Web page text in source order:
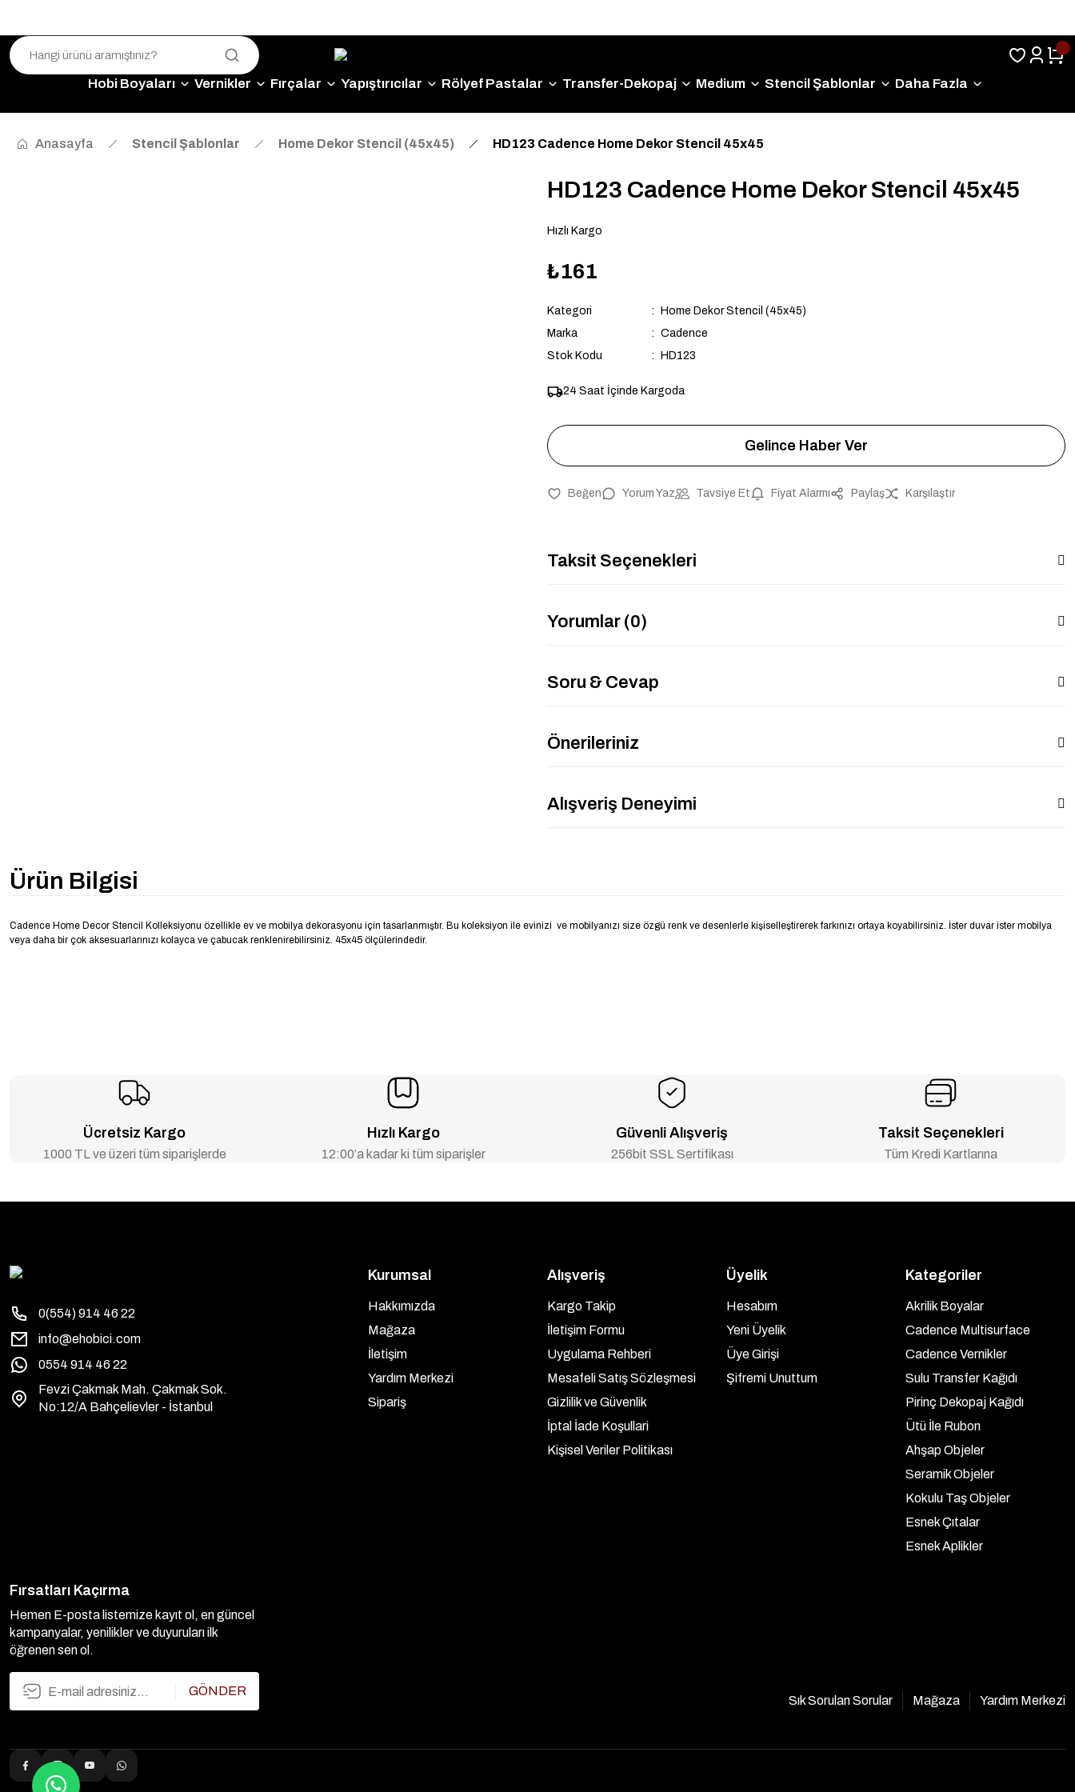
Hobi Boyaları Vernikler Fırçalar Yapıştırıcılar Rölyef Pastalar Transfer-Dekopaj Medium Stencil Şablonlar Daha Fazla
Anasayfa Stencil Şablonlar Home Dekor Stencil (45x45) HD123 Cadence Home Dekor Stencil 45x45
HD123 Cadence Home Dekor Stencil 45x45
Hızlı Kargo
₺161
Kategori
Home Dekor Stencil (45x45)
Marka
Cadence
Stok Kodu
HD123
24 Saat İçinde Kargoda
Gelince Haber Ver
Yorum Yaz Tavsiye Et Fiyat Alarmı Paylaş Karşılaştır
Taksit Seçenekleri
Yorumlar (0)
Soru & Cevap
Önerileriniz
Alışveriş Deneyimi
Ürün Bilgisi
Cadence Home Decor Stencil Kolleksiyonu özellikle ev ve mobilya dekorasyonu için tasarlanmıştır. Bu koleksiyon ile evinizi ve mobilyanızı size özgü renk ve desenlerle kişiselleştirerek farkınızı ortaya koyabilirsiniz. İster duvar ister mobilya
veya daha bir çok aksesuarlarınızı kolayca ve çabucak renklenirebilirsiniz. 45x45 ölçülerindedir.
Ücretsiz Kargo
1000 TL ve üzeri tüm siparişlerde
Hızlı Kargo
12:00’a kadar ki tüm siparişler
Güvenli Alışveriş
256bit SSL Sertifikası
Taksit Seçenekleri
Tüm Kredi Kartlarına
0(554) 914 46 22
info@ehobici.com
0554 914 46 22
Fevzi Çakmak Mah. Çakmak Sok.
No:12/A Bahçelievler - İstanbul
Kurumsal
Hakkımızda
Mağaza
İletişim
Yardım Merkezi
Sipariş
Alışveriş
Kargo Takip
İletişim Formu
Uygulama Rehberi
Mesafeli Satış Sözleşmesi
Gizlilik ve Güvenlik
İptal İade Koşullari
Kişisel Veriler Politikası
Üyelik
Hesabım
Yeni Üyelik
Üye Girişi
Şifremi Unuttum
Kategoriler
Akrilik Boyalar
Cadence Multisurface
Cadence Vernikler
Sulu Transfer Kağıdı
Pirinç Dekopaj Kağıdı
Ütü İle Rubon
Ahşap Objeler
Seramik Objeler
Kokulu Taş Objeler
Esnek Çıtalar
Esnek Aplikler
Fırsatları Kaçırma
Hemen E-posta listemize kayıt ol, en güncel
kampanyalar, yenilikler ve duyuruları ilk
öğrenen sen ol.
GÖNDER
Sık Sorulan Sorular Mağaza Yardım Merkezi